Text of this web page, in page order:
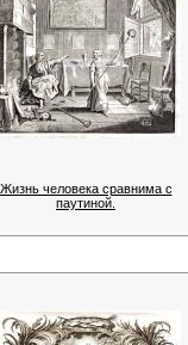
Жизнь человека сравнима с
паутиной.